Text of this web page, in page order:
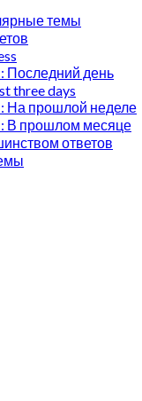
темы
Последний день
three days
На прошлой неделе
В прошлом месяце
ответов